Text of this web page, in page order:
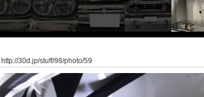
http://30d.jp/stuff/98/photo/59